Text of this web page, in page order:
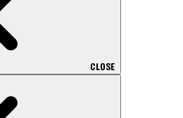
CLOSE